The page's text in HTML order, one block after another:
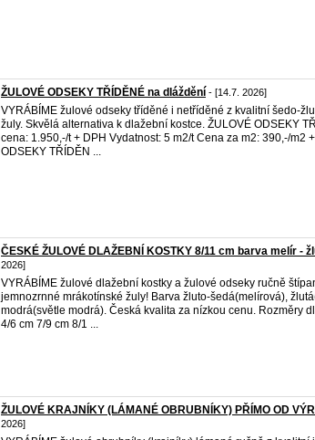
ŽULOVÉ ODSEKY TŘÍDĚNÉ na dláždění - [14.7. 2026]
VYRÁBÍME žulové odseky tříděné i netříděné z kvalitní šedo-
žuly. Skvělá alternativa k dlažební kostce. ŽULOVÉ ODSEKY
cena: 1.950,-/t + DPH Vydatnost: 5 m2/t Cena za m2: 390,-/m2
ODSEKY TŘÍDĚN ...
ČESKÉ ŽULOVÉ DLAŽEBNÍ KOSTKY 8/11 cm barva melír -
2026]
VYRÁBÍME žulové dlažební kostky a žulové odseky ručně
jemnozrnné mrákotínské žuly! Barva žluto-šedá(melírová),
modrá(světle modrá). Česká kvalita za nízkou cenu. Rozměry
4/6 cm 7/9 cm 8/1 ...
ŽULOVÉ KRAJNÍKY (LÁMANÉ OBRUBNÍKY) PŘÍMO OD
2026]